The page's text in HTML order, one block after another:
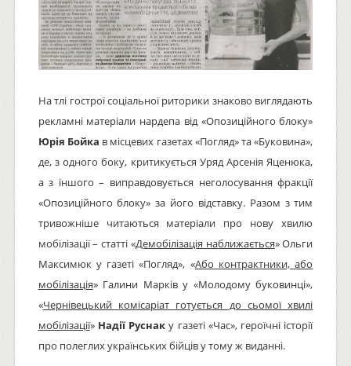
На тлі гострої соціальної риторики знаково виглядають
рекламні матеріали нардепа від «Опозиційного блоку»
Юрія Бойка в місцевих газетах «Погляд» та «Буковина»,
де, з одного боку, критикується Уряд Арсенія Яценюка,
а з іншого – виправдовується неголосування фракції
«Опозиційного блоку» за його відставку. Разом з тим
тривожніше читаються матеріали про нову хвилю
мобілізації – статті «Демобілізація наближається» Ольги
Максимюк у газеті «Погляд», «Або контрактники, або
мобілізація» Галини Марків у «Молодому буковинці»,
«Чернівецький комісаріат готується до сьомої хвилі
мобілізації» Надії Руснак у газеті «Час», героїчні історії
про полеглих українських бійців у тому ж виданні.